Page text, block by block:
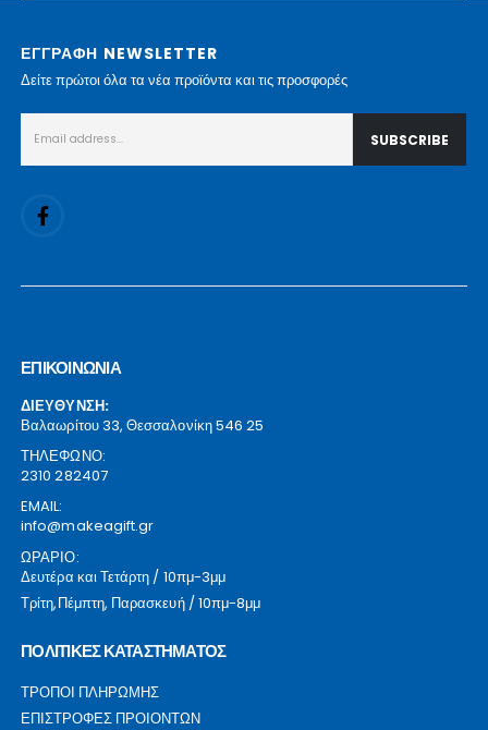
ΕΓΓΡΑΦΗ NEWSLETTER
Δείτε πρώτοι όλα τα νέα προϊόντα και τις προσφορές
ΕΠΙΚΟΙΝΩΝΙΑ
ΔΙΕΥΘΥΝΣΗ:
Βαλαωρίτου 33, Θεσσαλονίκη 546 25
ΤΗΛΕΦΩΝΟ:
2310 282407
EMAIL:
info@makeagift.gr
ΩΡΑΡΙΟ:
Δευτέρα και Τετάρτη / 10πμ-3μμ
Τρίτη,Πέμπτη, Παρασκευή / 10πμ-8μμ
ΠΟΛΙΤΙΚΕΣ ΚΑΤΑΣΤΗΜΑΤΟΣ
ΤΡΟΠΟΙ ΠΛΗΡΩΜΗΣ
ΕΠΙΣΤΡΟΦΕΣ ΠΡΟΙΟΝΤΩΝ